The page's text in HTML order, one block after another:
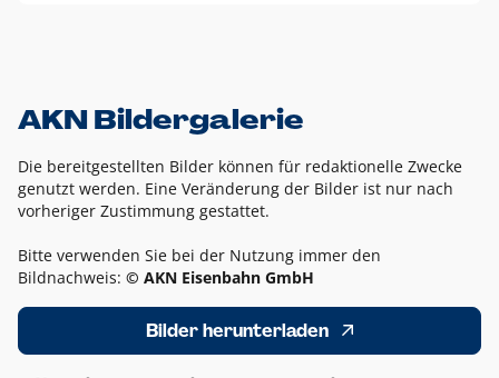
AKN Bildergalerie
Die bereitgestellten Bilder können für redaktionelle Zwecke
genutzt werden. Eine Veränderung der Bilder ist nur nach
vorheriger Zustimmung gestattet.
Bitte verwenden Sie bei der Nutzung immer den
Bildnachweis: © AKN Eisenbahn GmbH
Bilder herunterladen